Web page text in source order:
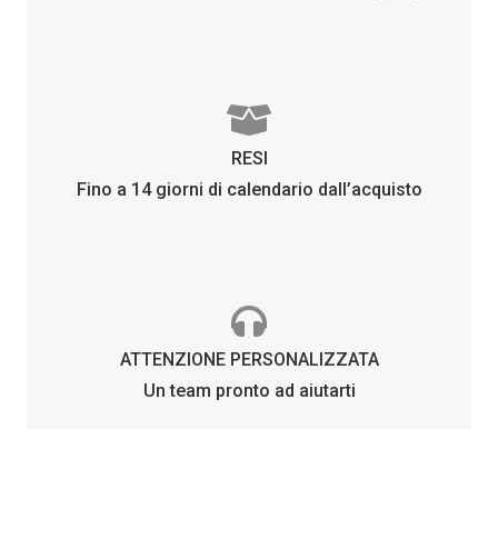
RESI
Fino a 14 giorni di calendario dall’acquisto
ATTENZIONE PERSONALIZZATA
Un team pronto ad aiutarti